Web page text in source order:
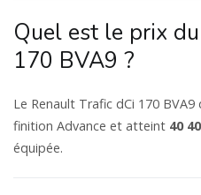
Quel est le prix
170 BVA9 ?
Le Renault Trafic dCi 170 BVA9
finition Advance et atteint 40
équipée.